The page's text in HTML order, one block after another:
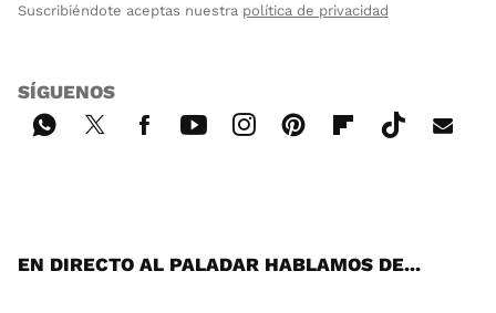
Suscribiéndote aceptas nuestra política de privacidad
SÍGUENOS
EN DIRECTO AL PALADAR HABLAMOS DE...